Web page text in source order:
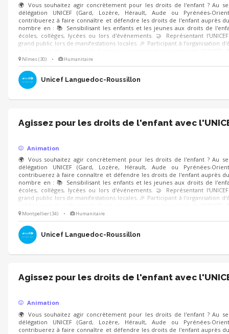
🌍 Vous souhaitez agir concrètement pour les droits de l'enfant ? Au
délégation UNICEF (Gard, Lozère, Hérault, Aude ou Pyrénées-
contribuerez à faire connaître et défendre les droits de l'enfant auprès
nombre en : 📚 Sensibilisant les enfants et les jeunes aux droits de
écoles, collèges, lycées ou lors d'événements. 🤝 Représentant
grand public lors de manifestations locales. 🎉 Participant à l'organisation
de l'enfant nous concernent tous ! Mobilisez-vous à nos côtés.
Nîmes (30) • Humanitaire
Unicef Languedoc-Roussillon
Agissez pour les droits de l'enfant avec
Animation
🌍 Vous souhaitez agir concrètement pour les droits de l'enfant ? Au
délégation UNICEF (Gard, Lozère, Hérault, Aude ou Pyrénées-
contribuerez à faire connaître et défendre les droits de l'enfant auprès
nombre en : 📚 Sensibilisant les enfants et les jeunes aux droits de
écoles, collèges, lycées ou lors d'événements. 🤝 Représentant
grand public lors de manifestations locales. 🎉 Participant à l'organisation
de l'enfant nous concernent tous ! Mobilisez-vous à nos côtés.
Montpellier (34) • Humanitaire
Unicef Languedoc-Roussillon
Agissez pour les droits de l'enfant avec
Animation
🌍 Vous souhaitez agir concrètement pour les droits de l'enfant ? Au
délégation UNICEF (Gard, Lozère, Hérault, Aude ou Pyrénées-
contribuerez à faire connaître et défendre les droits de l'enfant auprès